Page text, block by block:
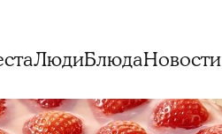
ЛюдиБлюдаНовости